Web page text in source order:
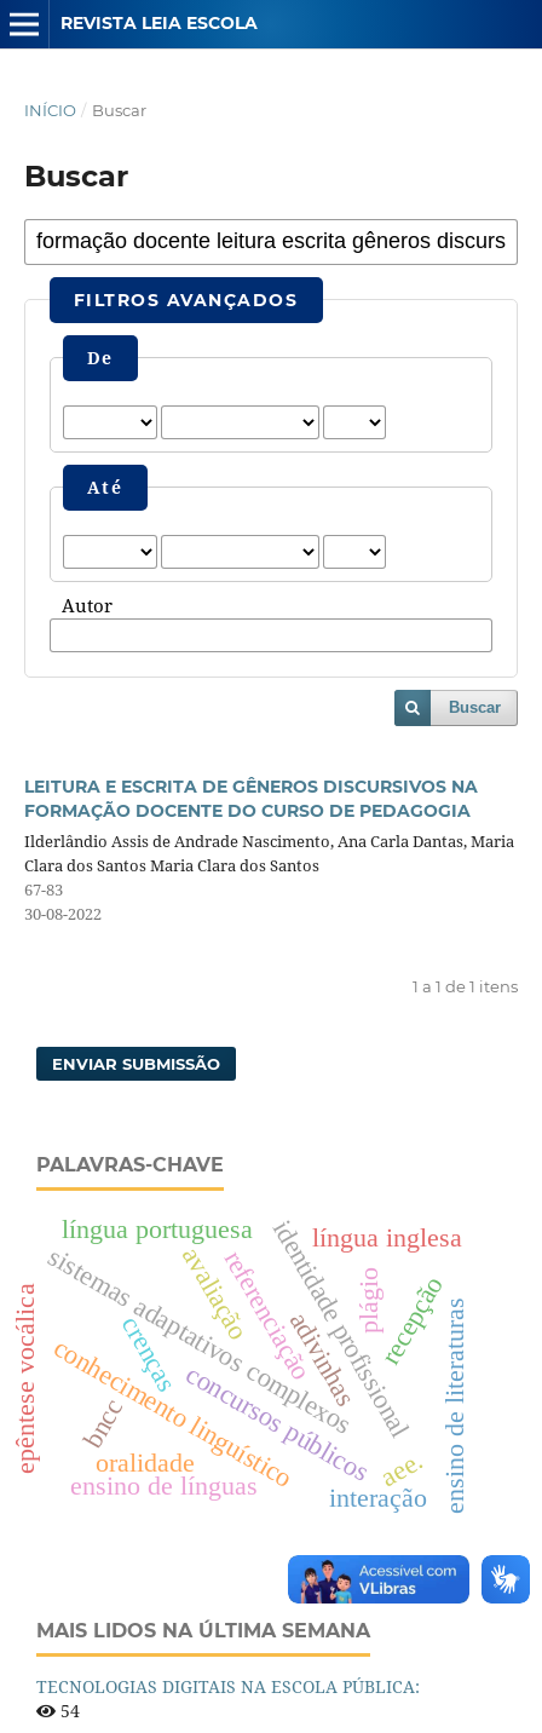
REVISTA LEIA ESCOLA
INÍCIO / Buscar
Buscar
FILTROS AVANÇADOS
De
Até
Autor
Buscar
LEITURA E ESCRITA DE GÊNEROS DISCURSIVOS NA
FORMAÇÃO DOCENTE DO CURSO DE PEDAGOGIA
Ilderlândio Assis de Andrade Nascimento, Ana Carla Dantas, Maria
Clara dos Santos Maria Clara dos Santos
67-83
30-08-2022
1 a 1 de 1 itens
ENVIAR SUBMISSÃO
PALAVRAS-CHAVE
identidade profissional
sistemas adaptativos complexos
crenças
conhecimento linguístico
língua portuguesa
avaliação
concursos públicos
adivinhasrecepção
ensino de línguas ensino de literaturas
oralidade
língua inglesa
epêntese vocálica
interação
referenciação
bncc
plágio
aee.
MAIS LIDOS NA ÚLTIMA SEMANA
TECNOLOGIAS DIGITAIS NA ESCOLA PÚBLICA:
54